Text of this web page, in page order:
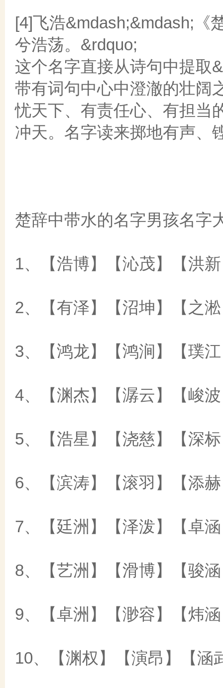
[4]飞浩&mdash;&mdash;《
兮浩荡。&rdquo;
这个名字直接从诗句中提取
带有词句中心中澄澈的壮阔
忧天下、有责任心、有担当
冲天。名字读来掷地有声、
楚辞中带水的名字男孩名字
1、【浩博】【沁茂】【洪
2、【有泽】【沼坤】【之
3、【鸿龙】【鸿涧】【璞
4、【渊杰】【潺云】【峻
5、【浩星】【浇慈】【深
6、【滨涛】【滚羽】【添
7、【廷洲】【泽泼】【卓
8、【艺洲】【滑博】【骏
9、【卓洲】【渺容】【炜
10、【渊权】【演昂】【涵